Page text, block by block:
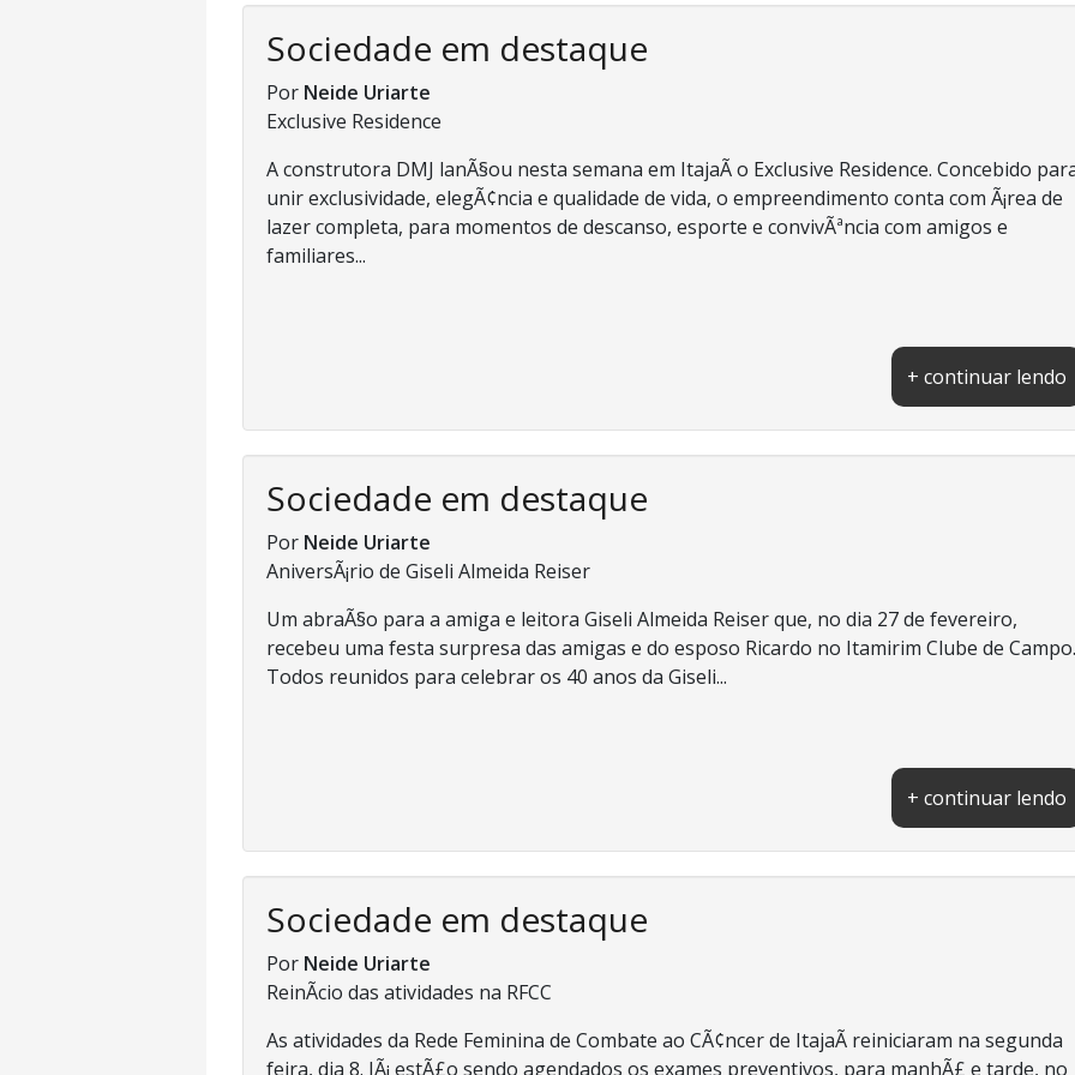
Sociedade em destaque
Por Neide Uriarte
Exclusive Residence
A construtora DMJ lanÃ§ou nesta semana em ItajaÃ­ o Exclusive Residence. Concebido
unir exclusividade, elegÃ¢ncia e qualidade de vida, o empreendimento conta com Ã¡rea de
lazer completa, para momentos de descanso, esporte e convivÃªncia com amigos e
familiares...
+ continuar lendo
Sociedade em destaque
Por Neide Uriarte
AniversÃ¡rio de Giseli Almeida Reiser
Um abraÃ§o para a amiga e leitora Giseli Almeida Reiser que, no dia 27 de fevereiro,
recebeu uma festa surpresa das amigas e do esposo Ricardo no Itamirim Clube de Campo.
Todos reunidos para celebrar os 40 anos da Giseli...
+ continuar lendo
Sociedade em destaque
Por Neide Uriarte
ReinÃ­cio das atividades na RFCC
As atividades da Rede Feminina de Combate ao CÃ¢ncer de ItajaÃ­ reiniciaram na segunda
feira, dia 8. JÃ¡ estÃ£o sendo agendados os exames preventivos, para manhÃ£ e tarde, no